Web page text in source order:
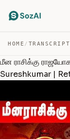
HOME /
மீன ராசிக்கு
Sureshkumar |